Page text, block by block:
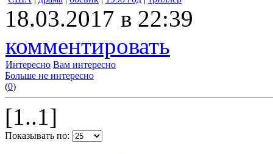
18.03.2017 в 22:39
комментировать
Интересно Вам интересно
Больше не интересно
(0)
[1..1]
Показывать по: